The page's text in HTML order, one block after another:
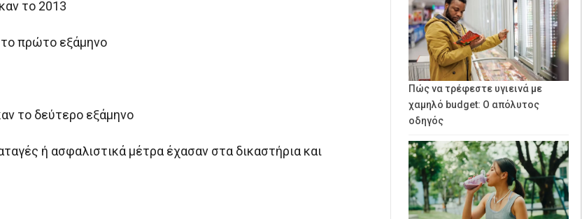
το 2013
πρώτο εξάμηνο
το δεύτερο εξάμηνο
ή ασφαλιστικά μέτρα έχασαν στα δικαστήρια και
Πώς να τρέφεστε υγιεινά με
χαμηλό budget: Ο απόλυτος
οδηγός